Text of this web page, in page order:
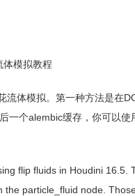
模拟教程
体模拟。第一种方法是在
一个alembic缓存，你可以
flip fluids in Houdini 16.5.
particle_fluid node.